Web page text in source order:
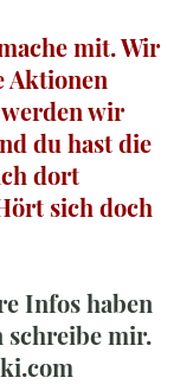
mit. Wir
Aktionen
wir
du hast die
dort
sich doch
Infos haben
schreibe mir.